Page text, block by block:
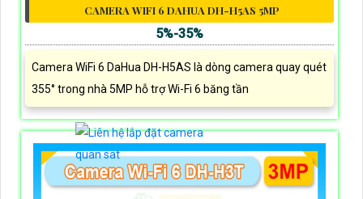
CAMERA WIFI 6 DAHUA DH-H5AS 5MP
5%-35%
Camera WiFi 6 DaHua DH-H5AS là dòng camera quay quét
355° trong nhà 5MP hỗ trợ Wi-Fi 6 băng tần